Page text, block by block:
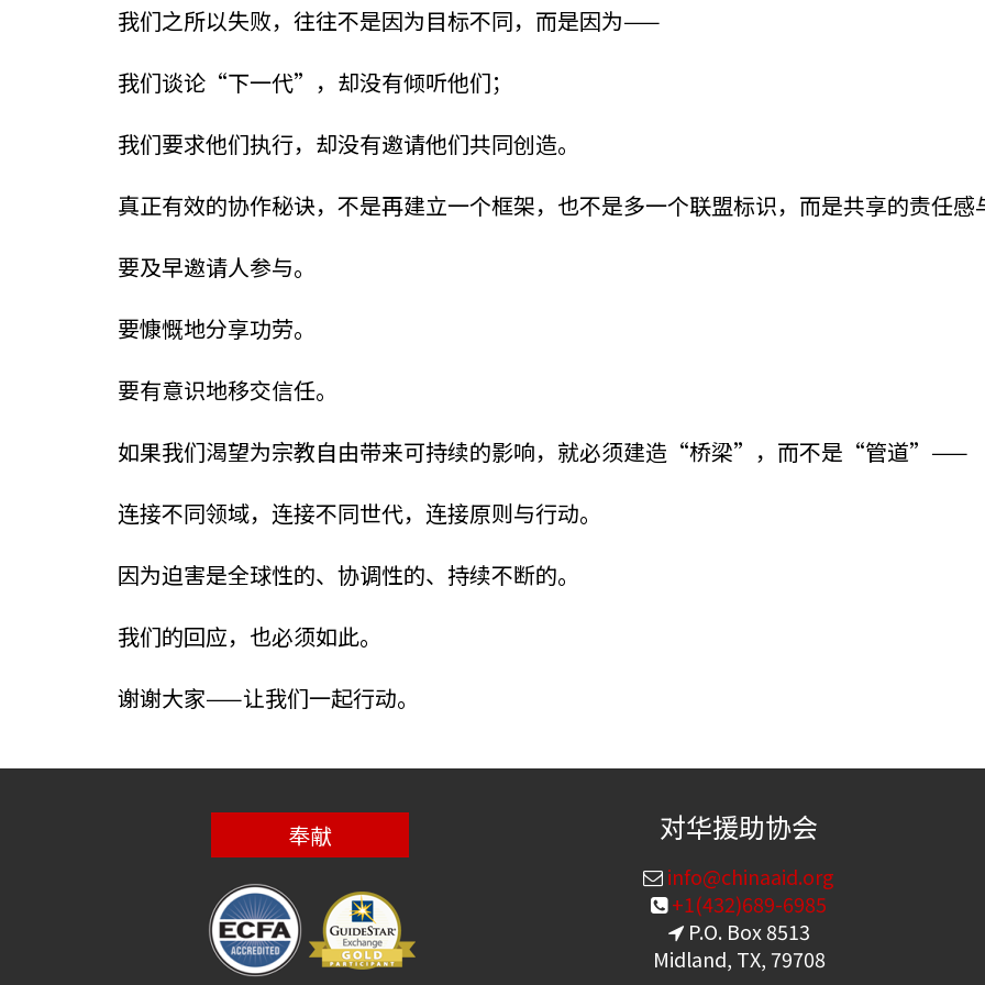
我们之所以失败，往往不是因为目标不同，而是因为——
我们谈论“下一代”，却没有倾听他们；
我们要求他们执行，却没有邀请他们共同创造。
真正有效的协作秘诀，不是再建立一个框架，也不是多一个联盟标识，而是共享的责任感
要及早邀请人参与。
要慷慨地分享功劳。
要有意识地移交信任。
如果我们渴望为宗教自由带来可持续的影响，就必须建造“桥梁”，而不是“管道”——
连接不同领域，连接不同世代，连接原则与行动。
因为迫害是全球性的、协调性的、持续不断的。
我们的回应，也必须如此。
谢谢大家——让我们一起行动。
奉献 对华援助协会
info@chinaaid.org
+1(432)689-6985
P.O. Box 8513
Midland, TX, 79708